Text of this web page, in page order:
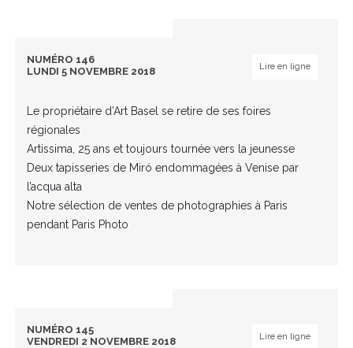
NUMÉRO 146
LUNDI 5 NOVEMBRE 2018
Lire en ligne
Le propriétaire d’Art Basel se retire de ses foires
régionales
Artissima, 25 ans et toujours tournée vers la jeunesse
Deux tapisseries de Miró endommagées à Venise par
l’acqua alta
Notre sélection de ventes de photographies à Paris
pendant Paris Photo
NUMÉRO 145
VENDREDI 2 NOVEMBRE 2018
Lire en ligne